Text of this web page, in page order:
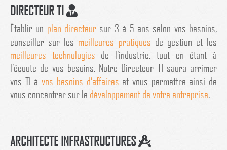
DIRECTEUR TI
Établir un plan directeur sur 3 à 5 ans selon vos besoins,
conseiller sur les meilleures pratiques de gestion et les
meilleures technologies de l’industrie, tout en étant à
l’écoute de vos besoins. Notre Directeur TI saura arrimer
vos TI àvos besoins d’affaires et vous permettre ainsi de
vous concentrer sur le développement de votre entreprise.
ARCHITECTE INFRASTRUCTURES